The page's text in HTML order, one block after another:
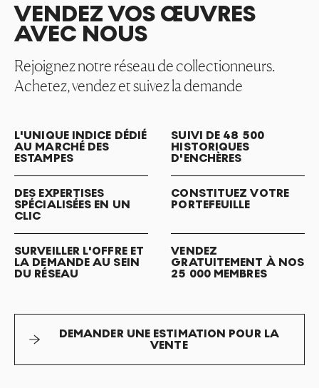
VENDEZ VOS ŒUVRES
AVEC NOUS
Rejoignez notre réseau de collectionneurs.
Achetez, vendez et suivez la demande
L'UNIQUE INDICE DÉDIÉ
AU MARCHÉ DES
ESTAMPES
SUIVI DE 48 500
HISTORIQUES
D'ENCHÈRES
DES EXPERTISES
SPÉCIALISÉES EN UN
CLIC
CONSTITUEZ VOTRE
PORTEFEUILLE
SURVEILLER L'OFFRE ET
LA DEMANDE AU SEIN
DU RÉSEAU
VENDEZ
GRATUITEMENT À NOS
25 000 MEMBRES
DEMANDER UNE ESTIMATION POUR LA
VENTE